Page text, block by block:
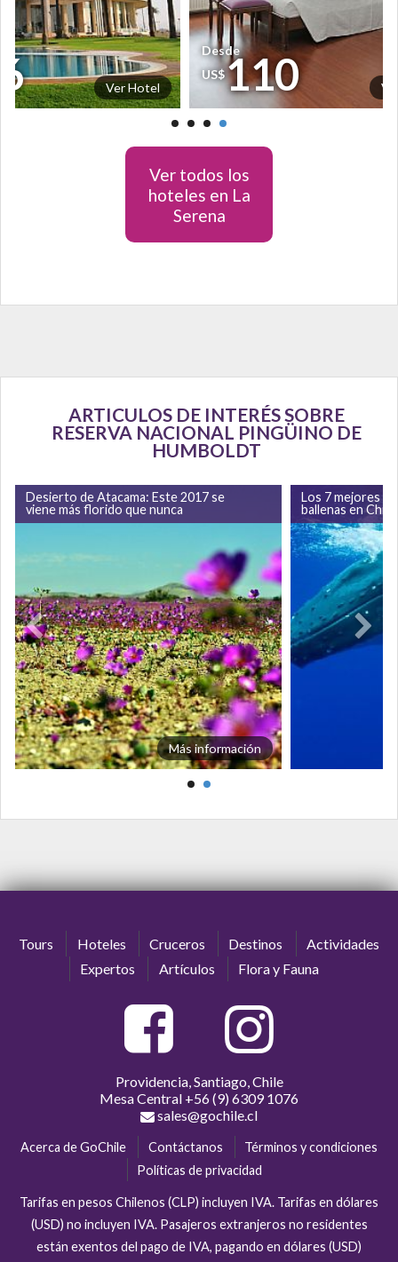
Ver Hotel
Desde
US$110
Ver todos los
hoteles en La
Serena
ARTICULOS DE INTERÉS SOBRE
RESERVA NACIONAL PINGÜINO DE
HUMBOLDT
Desierto de Atacama: Este 2017 se
viene más florido que nunca
Más información
Los 7 mejores
ballenas en Chile
Tours Hoteles Cruceros Destinos
Actividades
Expertos
Artículos Flora y Fauna
Providencia, Santiago, Chile
Mesa Central +56 (9) 6309 1076
sales@gochile.cl
Acerca de GoChile Contáctanos
Términos y condiciones
Políticas de privacidad
Tarifas en pesos Chilenos (CLP) incluyen IVA. Tarifas en dólares
(USD) no incluyen IVA. Pasajeros extranjeros no residentes
están exentos del pago de IVA, pagando en dólares (USD)